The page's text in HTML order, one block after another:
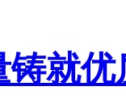
就